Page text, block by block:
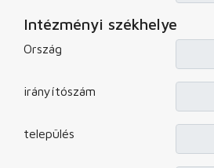
Intézményi székhelye
Ország
irányítószám
település